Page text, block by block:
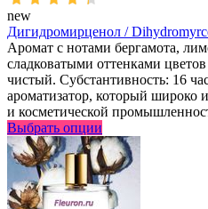
new
Дигидромирценол /
Аромат с нотами бергамота,
сладковатыми оттенками
чистый. Субстантивность: 16
ароматизатор, который широко
и косметической
Выбрать опции